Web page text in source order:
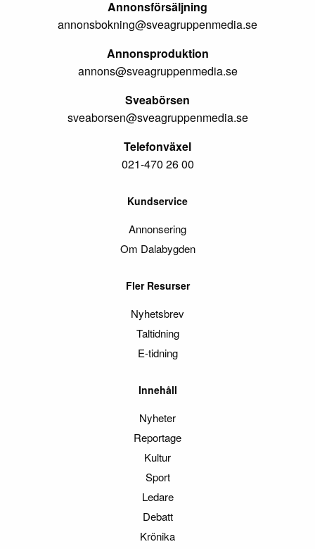
Annonsförsäljning
annonsbokning@sveagruppenmedia.se
Annonsproduktion
annons@sveagruppenmedia.se
Sveabörsen
sveaborsen@sveagruppenmedia.se
Telefonväxel
021-470 26 00
Kundservice
Annonsering
Om Dalabygden
Fler Resurser
Nyhetsbrev
Taltidning
E-tidning
Innehåll
Nyheter
Reportage
Kultur
Sport
Ledare
Debatt
Krönika